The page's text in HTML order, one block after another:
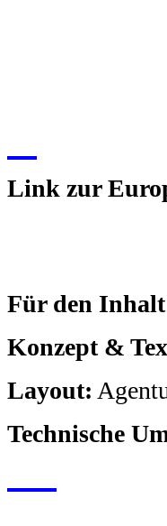
Link zur
Für den
Konzept &
Layout:
Technische